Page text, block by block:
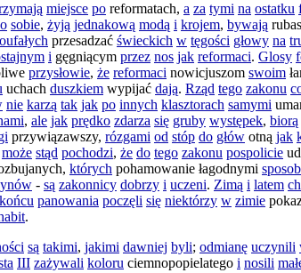
miejsce po reformatach, a za tymi na ostatku
o sobie, żyją jednakową modą i krojem, bywają
przesadzać świeckich w tęgości głowy na
i gęgniącym przez nos jak reformaci. Glosy
przysłowie, że reformaci nowicjuszom swoim
uchach duszkiem wypijać dają. Rząd tego zakonu
nie karzą tak jak po innych klasztorach samymi
, ale jak prędko zdarza się gruby występek, biorą
przywiązawszy, rózgami od stóp do głów otną jak
może stąd pochodzi, że do tego zakonu pospolicie
, których pohamowanie łagodnymi
- są zakonnicy dobrzy i uczeni. Zimą i latem
końcu panowania poczęli się niektórzy w zimie
.
są takimi, jakimi dawniej byli; odmianę uczynili
III zażywali koloru ciemnopopielatego i nosili